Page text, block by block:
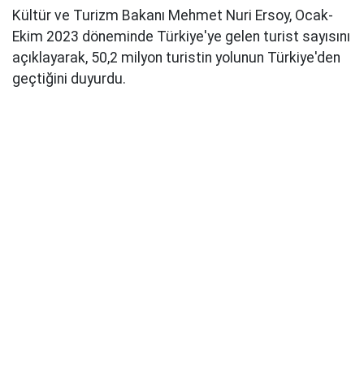
Kültür ve Turizm Bakanı Mehmet Nuri Ersoy, Ocak-
Ekim 2023 döneminde Türkiye'ye gelen turist sayısını
açıklayarak, 50,2 milyon turistin yolunun Türkiye'den
geçtiğini duyurdu.